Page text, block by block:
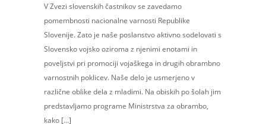
V Zvezi slovenskih častnikov se zavedamo
pomembnosti nacionalne varnosti Republike
Slovenije. Zato je naše poslanstvo aktivno sodelovati s
Slovensko vojsko oziroma z njenimi enotami in
poveljstvi pri promociji vojaškega in drugih obrambno
varnostnih poklicev. Naše delo je usmerjeno v
različne oblike dela z mladimi. Na obiskih po šolah jim
predstavljamo programe Ministrstva za obrambo,
kako […]